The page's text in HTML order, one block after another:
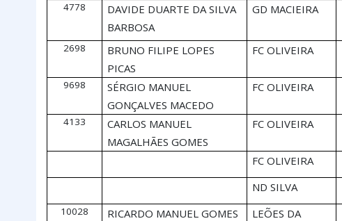
4778
DAVIDE DUARTE DA SILVA
BARBOSA
GD MACIEIRA
2698
BRUNO FILIPE LOPES
PICAS
FC OLIVEIRA
9698
SÉRGIO MANUEL
GONÇALVES MACEDO
FC OLIVEIRA
4133
CARLOS MANUEL
MAGALHÃES GOMES
FC OLIVEIRA
FC OLIVEIRA
ND SILVA
10028
RICARDO MANUEL GOMES
LEÕES DA